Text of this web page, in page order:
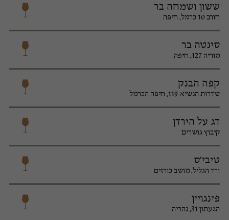
ששון ושמחה בר
חורב 10 כרמל, חיפה
סינטה בר
מוריה 127, חיפה
קפה הבנק
שדרות הנשיא 119, חיפה הכרמל
דג על הירדן
קיבוץ גושרים
טיבי'ס
ורד הגליל, מושב כורזים
פינגויין
הגעתון 31, נהריה